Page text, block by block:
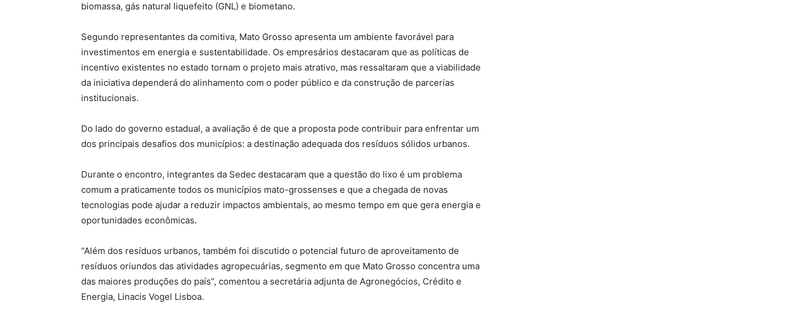
biomassa, gás natural liquefeito (GNL) e biometano.
Segundo representantes da comitiva, Mato Grosso apresenta um ambiente favorável para
investimentos em energia e sustentabilidade. Os empresários destacaram que as políticas de
incentivo existentes no estado tornam o projeto mais atrativo, mas ressaltaram que a viabilidade
da iniciativa dependerá do alinhamento com o poder público e da construção de parcerias
institucionais.
Do lado do governo estadual, a avaliação é de que a proposta pode contribuir para enfrentar um
dos principais desafios dos municípios: a destinação adequada dos resíduos sólidos urbanos.
Durante o encontro, integrantes da Sedec destacaram que a questão do lixo é um problema
comum a praticamente todos os municípios mato-grossenses e que a chegada de novas
tecnologias pode ajudar a reduzir impactos ambientais, ao mesmo tempo em que gera energia e
oportunidades econômicas.
“Além dos resíduos urbanos, também foi discutido o potencial futuro de aproveitamento de
resíduos oriundos das atividades agropecuárias, segmento em que Mato Grosso concentra uma
das maiores produções do país”, comentou a secretária adjunta de Agronegócios, Crédito e
Energia, Linacis Vogel Lisboa.